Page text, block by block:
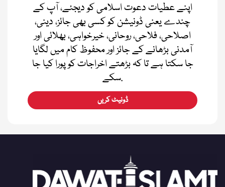
اپنے عطیات دعوت اسلامی کو دیجئے، آپ کے
چندے یعنی ڈونیشن کو کسی بھی جائز، دینی،
اصلاحی، فلاحی، روحانی، خیرخواہی، بھلائی اور
آمدنی بڑھانے کے جائز اور محفوظ کام میں لگایا
جا سکتا ہے تا کہ بڑھتے اخراجات کو پورا کیا جا
سکے.
ڈونیٹ کریں